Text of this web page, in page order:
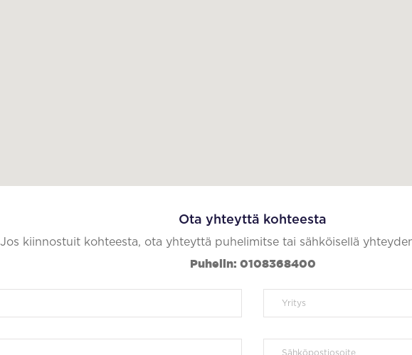
Ota yhteyttä kohteesta
Jos kiinnostuit kohteesta, ota yhteyttä puhelimitse tai sähköisellä
Puhelin: 0108368400